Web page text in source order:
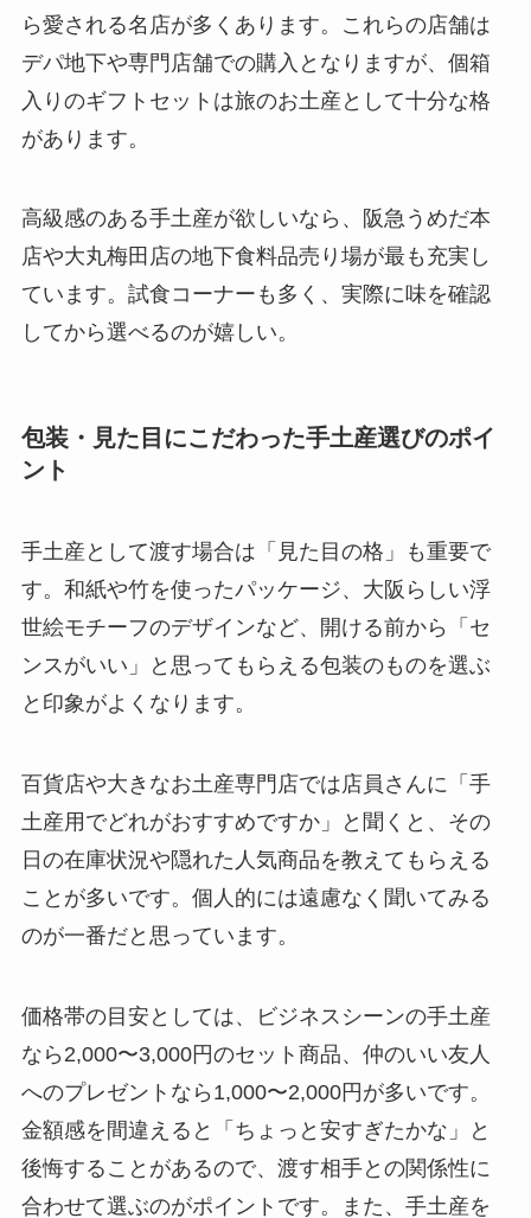
ら愛される名店が多くあります。これらの店舗は
デパ地下や専門店舗での購入となりますが、個箱
入りのギフトセットは旅のお土産として十分な格
があります。
高級感のある手土産が欲しいなら、阪急うめだ本
店や大丸梅田店の地下食料品売り場が最も充実し
ています。試食コーナーも多く、実際に味を確認
してから選べるのが嬉しい。
包装・見た目にこだわった手土産選びのポイ
ント
手土産として渡す場合は「見た目の格」も重要で
す。和紙や竹を使ったパッケージ、大阪らしい浮
世絵モチーフのデザインなど、開ける前から「セ
ンスがいい」と思ってもらえる包装のものを選ぶ
と印象がよくなります。
百貨店や大きなお土産専門店では店員さんに「手
土産用でどれがおすすめですか」と聞くと、その
日の在庫状況や隠れた人気商品を教えてもらえる
ことが多いです。個人的には遠慮なく聞いてみる
のが一番だと思っています。
価格帯の目安としては、ビジネスシーンの手土産
なら2,000〜3,000円のセット商品、仲のいい友人
へのプレゼントなら1,000〜2,000円が多いです。
金額感を間違えると「ちょっと安すぎたかな」と
後悔することがあるので、渡す相手との関係性に
合わせて選ぶのがポイントです。また、手土産を